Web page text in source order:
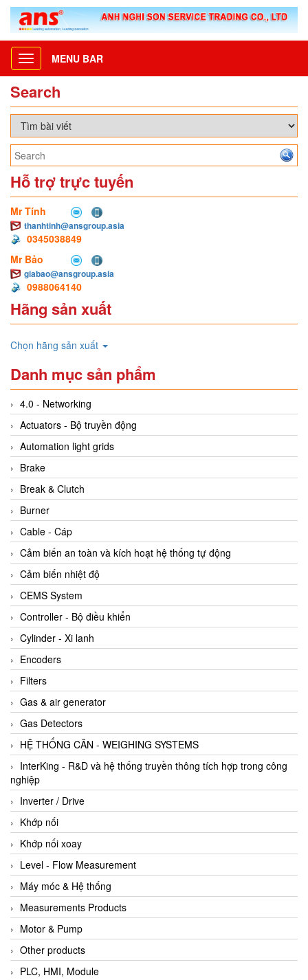
Toggle
navigation
MENU BAR
Search
Hỗ trợ trực tuyến
Mr Tính
thanhtinh@ansgroup.asia
0345038849
Mr Bảo
giabao@ansgroup.asia
0988064140
Hãng sản xuất
Chọn hãng sản xuất
Danh mục sản phẩm
4.0 - Networking
Actuators - Bộ truyền động
Automation light grids
Brake
Break & Clutch
Burner
Cable - Cáp
Cảm biến an toàn và kích hoạt hệ thống tự động
Cảm biến nhiệt độ
CEMS System
Controller - Bộ điều khiển
Cylinder - Xi lanh
Encoders
Filters
Gas & air generator
Gas Detectors
HỆ THỐNG CÂN - WEIGHING SYSTEMS
InterKing - R&D và hệ thống truyền thông tích hợp trong công
nghiệp
Inverter / Drive
Khớp nối
Khớp nối xoay
Level - Flow Measurement
Máy móc & Hệ thống
Measurements Products
Motor & Pump
Other products
PLC, HMI, Module